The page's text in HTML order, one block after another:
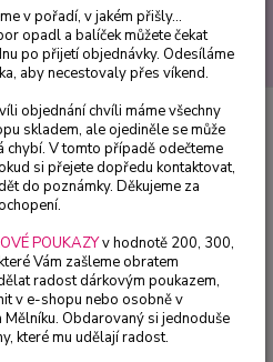
Hledat
ks
v pořadí, v jakém přišly...
opadl a balíček můžete čekat
po přijetí objednávky. Odesíláme
aby necestovaly přes víkend.
objednání chvíli máme všechny
skladem, ale ojediněle se může
chybí. V tomto případě odečteme
si přejete dopředu kontaktovat,
do poznámky. Děkujeme za
POUKAZYv hodnotě 200, 300,
Vám zašleme obratem
radost dárkovým poukazem,
v e-shopu nebo osobně v
Obdarovaný si jednoduše
které mu udělají radost.